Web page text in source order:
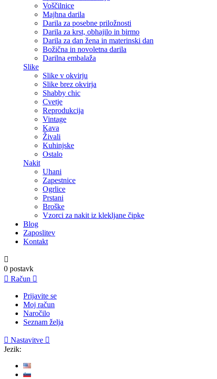
Voščilnice
Majhna darila
Darila za posebne priložnosti
Darila za krst, obhajilo in birmo
Darila za dan žena in materinski dan
Božična in novoletna darila
Darilna embalaža
Slike
Slike v okvirju
Slike brez okvirja
Shabby chic
Cvetje
Reprodukcija
Vintage
Kava
Živali
Kuhinjske
Ostalo
Nakit
Uhani
Zapestnice
Ogrlice
Prstani
Broške
Vzorci za nakit iz klekljane čipke
Blog
Zaposlitev
Kontakt

0 postavk
 Račun 
Prijavite se
Moj račun
Naročilo
Seznam želja
 Nastavitve 
Jezik: